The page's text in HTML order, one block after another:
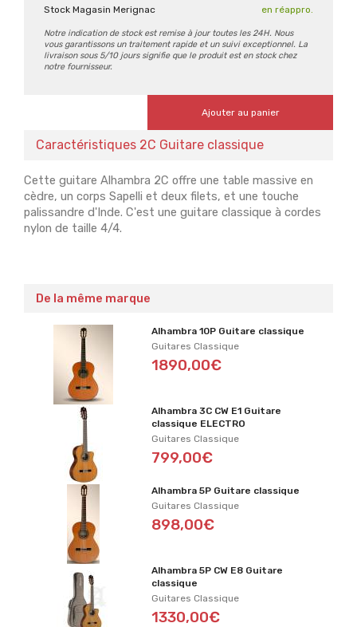
Stock Magasin Merignac en réappro.
Notre indication de stock est remise à jour toutes les 24H. Nous
vous garantissons un traitement rapide et un suivi exceptionnel. La
livraison sous 5/10 jours signifie que le produit est en stock chez
notre fournisseur.
Ajouter au panier
Caractéristiques 2C Guitare classique
Cette guitare Alhambra 2C offre une table massive en
cèdre, un corps Sapelli et deux filets, et une touche
palissandre d'Inde. C'est une guitare classique à cordes
nylon de taille 4/4.
De la même marque
Alhambra 10P Guitare classique
Guitares Classique
1890,00€
Alhambra 3C CW E1 Guitare
classique ELECTRO
Guitares Classique
799,00€
Alhambra 5P Guitare classique
Guitares Classique
898,00€
Alhambra 5P CW E8 Guitare
classique
Guitares Classique
1330,00€